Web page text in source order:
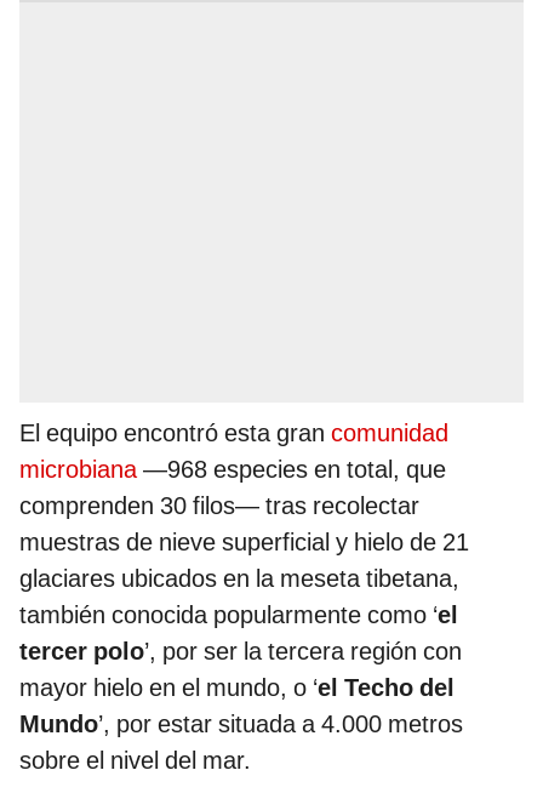
El equipo encontró esta gran comunidad
microbiana—968 especies en total, que
comprenden 30 filos— tras recolectar
muestras de nieve superficial y hielo de 21
glaciares ubicados en la meseta tibetana,
también conocida popularmente como ‘el
tercer polo’, por ser la tercera región con
mayor hielo en el mundo, o ‘el Techo del
Mundo’, por estar situada a 4.000 metros
sobre el nivel del mar.